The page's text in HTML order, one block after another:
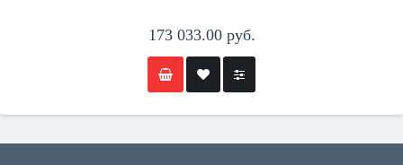
173 033.00 руб.